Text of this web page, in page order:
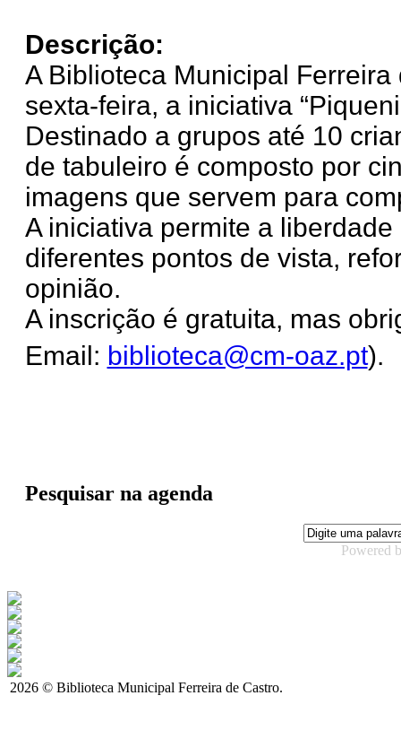
Descrição:
A Biblioteca Municipal
sexta-feira, a iniciativa
Destinado a grupos até 10
de tabuleiro é composto por
imagens que servem para
A iniciativa permite a
diferentes pontos de vista,
opinião.
A inscrição é gratuita, mas
Email: biblioteca@cm-oaz.pt).
Pesquisar na agenda
Powered
2026 © Biblioteca Municipal Ferreira de Castro.